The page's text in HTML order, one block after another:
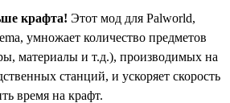
крафта! Этот мод для Palworld,
умножает количество предметов
материалы и т.д.), производимых на
станций, и ускоряет скорость
время на крафт.